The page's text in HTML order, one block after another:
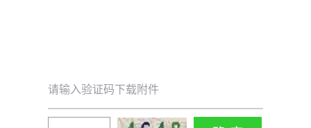
请输入验证码下载附件